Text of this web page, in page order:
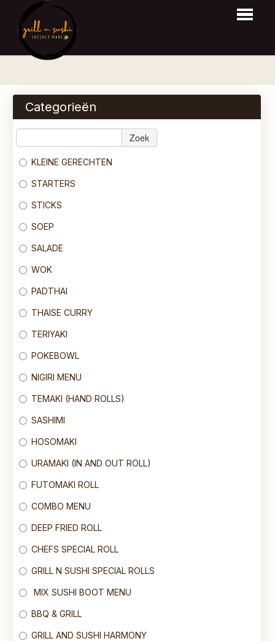
BESTELLEN
MENU
LOGIN
CONTACT
Categorieën
Zoek
KLEINE GERECHTEN
STARTERS
STICKS
SOEP
SALADE
WOK
PADTHAI
THAISE CURRY
TERIYAKI
POKEBOWL
NIGIRI MENU
TEMAKI (HAND ROLLS)
SASHIMI
HOSOMAKI
URAMAKI (IN AND OUT ROLL)
FUTOMAKI ROLL
COMBO MENU
DEEP FRIED ROLL
CHEFS SPECIAL ROLL
GRILL N SUSHI SPECIAL ROLLS
MIX SUSHI BOOT MENU
BBQ & GRILL
GRILL AND SUSHI HARMONY